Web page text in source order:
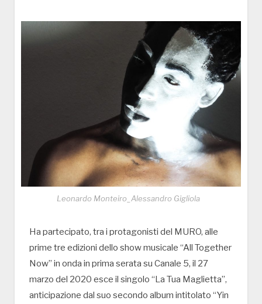
Leonardo Monteiro_Alessandro Gigliola
Ha partecipato, tra i protagonisti del MURO, alle
prime tre edizioni dello show musicale “All Together
Now” in onda in prima serata su Canale 5, il 27
marzo del 2020 esce il singolo “La Tua Maglietta”,
anticipazione dal suo secondo album intitolato “Yin